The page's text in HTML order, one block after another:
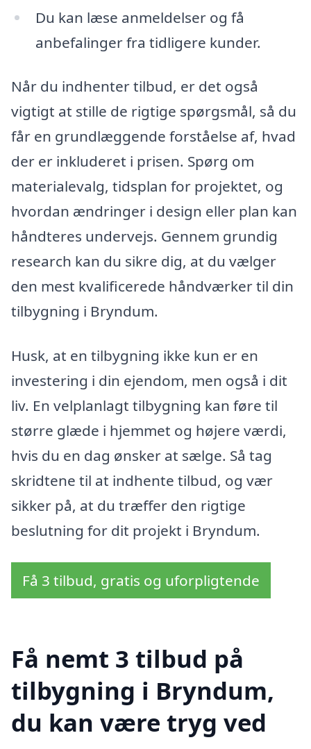
Du kan læse anmeldelser og få
anbefalinger fra tidligere kunder.
Når du indhenter tilbud, er det også
vigtigt at stille de rigtige spørgsmål, så du
får en grundlæggende forståelse af, hvad
der er inkluderet i prisen. Spørg om
materialevalg, tidsplan for projektet, og
hvordan ændringer i design eller plan kan
håndteres undervejs. Gennem grundig
research kan du sikre dig, at du vælger
den mest kvalificerede håndværker til din
tilbygning i Bryndum.
Husk, at en tilbygning ikke kun er en
investering i din ejendom, men også i dit
liv. En velplanlagt tilbygning kan føre til
større glæde i hjemmet og højere værdi,
hvis du en dag ønsker at sælge. Så tag
skridtene til at indhente tilbud, og vær
sikker på, at du træffer den rigtige
beslutning for dit projekt i Bryndum.
Få 3 tilbud, gratis og uforpligtende
Få nemt 3 tilbud på
tilbygning i Bryndum,
du kan være tryg ved